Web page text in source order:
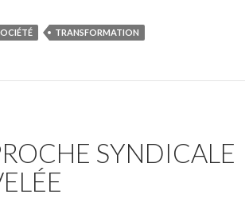
TRANSFORMATION
SYNDICALE